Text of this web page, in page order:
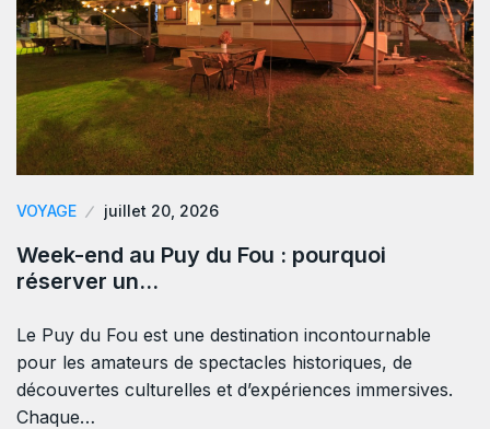
VOYAGE juillet 20, 2026
Week-end au Puy du Fou : pourquoi
réserver un…
Le Puy du Fou est une destination incontournable
pour les amateurs de spectacles historiques, de
découvertes culturelles et d’expériences immersives.
Chaque…